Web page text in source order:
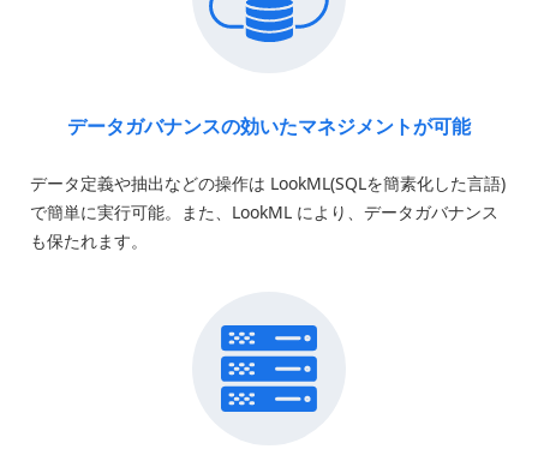
データガバナンスの効いたマネジメントが可能
データ定義や抽出などの操作は LookML(SQLを簡素化した言語)
で簡単に実行可能。また、LookML により、データガバナンス
も保たれます。